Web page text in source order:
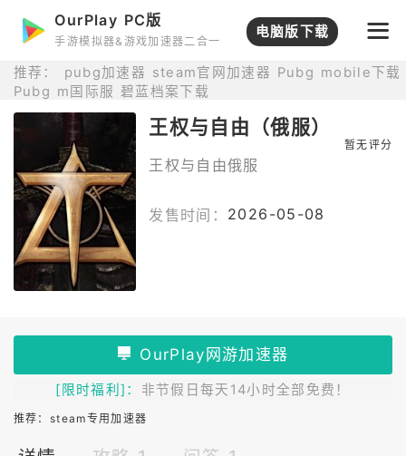
打开APP
推荐： pubg加速器 steam官网加速器 Pubg mobile下载
Pubg m国际服 碧蓝档案下载
OurPlay PC版
手游模拟器&游戏加速器二合一
电脑版下载
王权与自由（俄服）
王权与自由俄服
暂无评分
发售时间： 2026-05-08
[限时福利]： 非节假日每天14小时全部免费！
推荐： steam专用加速器